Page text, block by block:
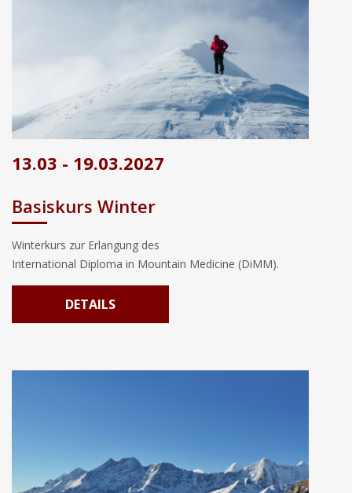
13.03 - 19.03.2027
Basiskurs Winter
Winterkurs zur Erlangung des
International Diploma in Mountain Medicine (DiMM).
DETAILS